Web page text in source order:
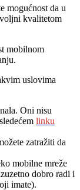
mogućnost da u
kvalitetom
mobilnom
uslovima
Oni nisu
linku
zatražiti da
mobilne mreže
dobro radi i
imate).